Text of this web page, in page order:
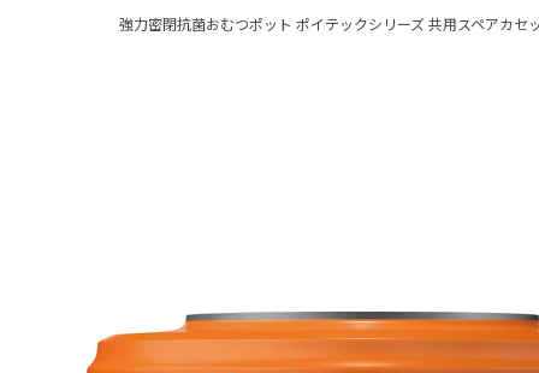
強力密閉抗菌おむつポット ポイテックシリーズ 共用スペアカセ